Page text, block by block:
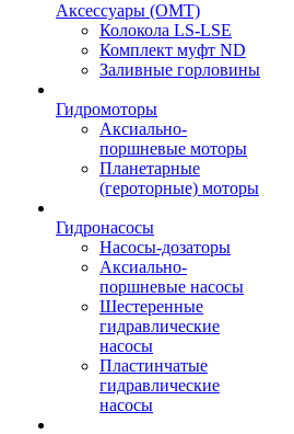
Аксессуары (OMT)
Колокола LS-LSE
Комплект муфт ND
Заливные горловины
Гидромоторы
Аксиально-
поршневые моторы
Планетарные
(героторные) моторы
Гидронасосы
Насосы-дозаторы
Аксиально-
поршневые насосы
Шестеренные
гидравлические
насосы
Пластинчатые
гидравлические
насосы